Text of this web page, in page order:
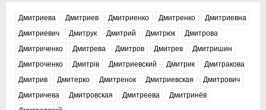
Дмитриева Дмитриев Дмитриенко Дмитренко
Дмитриевна
Дмитриевич
Дмитрук Дмитрий Дмитрюк
Дмитрова
Дмитриченко
Дмитрева Дмитров Дмитрев
Дмитришин
Дмитроченко
Дмитрів Дмитриевский Дмитрик
Дмитракова
Дмитрив
Дмитерко Дмитренок Дмитриевская
Дмитрович
Дмитричева
Дмитровская Дмитреева
Дмитринёв